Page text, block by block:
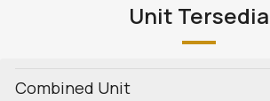
Unit Tersedia
Combined Unit